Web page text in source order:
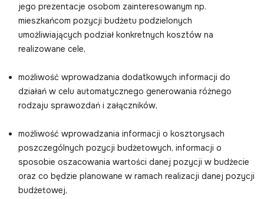
jego prezentacje osobom zainteresowanym np.
mieszkańcom pozycji budżetu podzielonych
umożliwiających podział konkretnych kosztów na
realizowane cele,
możliwość wprowadzania dodatkowych informacji do
działań w celu automatycznego generowania różnego
rodzaju sprawozdań i załączników,
możliwość wprowadzania informacji o kosztorysach
poszczególnych pozycji budżetowych, informacji o
sposobie oszacowania wartości danej pozycji w budżecie
oraz co będzie planowane w ramach realizacji danej pozycji
budżetowej,